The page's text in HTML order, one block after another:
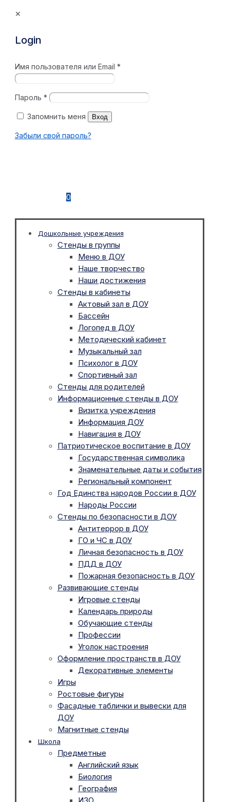
✕
Login
Имя пользователя или Email *
Пароль *
Запомнить меня Вход
Забыли свой пароль?
0
Дошкольные учреждения
Стенды в группы
Меню в ДОУ
Наше творчество
Наши достижения
Стенды в кабинеты
Актовый зал в ДОУ
Бассейн
Логопед в ДОУ
Методический кабинет
Музыкальный зал
Психолог в ДОУ
Спортивный зал
Стенды для родителей
Информационные стенды в ДОУ
Визитка учреждения
Информация ДОУ
Навигация в ДОУ
Патриотическое воспитание в ДОУ
Государственная символика
Знаменательные даты и события
Региональный компонент
Год Единства народов России в ДОУ
Народы России
Стенды по безопасности в ДОУ
Антитеррор в ДОУ
ГО и ЧС в ДОУ
Личная безопасность в ДОУ
ПДД в ДОУ
Пожарная безопасность в ДОУ
Развивающие стенды
Игровые стенды
Календарь природы
Обучающие стенды
Профессии
Уголок настроения
Оформление пространств в ДОУ
Декоративные элементы
Игры
Ростовые фигуры
Фасадные таблички и вывески для
ДОУ
Магнитные стенды
Школа
Предметные
Английский язык
Биология
География